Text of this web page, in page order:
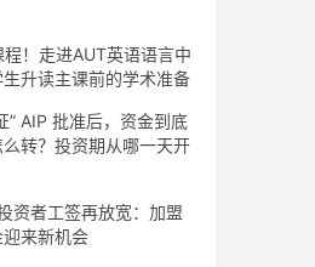
！走进AUT英语语言中
升读主课前的学术准备
” AIP 批准后，资金到底
转？投资期从哪一天开
资者工签再放宽：加盟
来新机会